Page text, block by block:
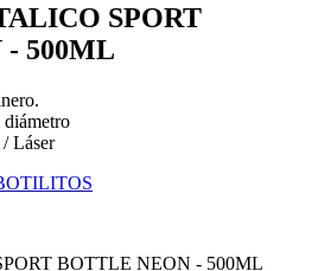
SPORT
- 500ML
Láser
BOTTLE NEON - 500ML